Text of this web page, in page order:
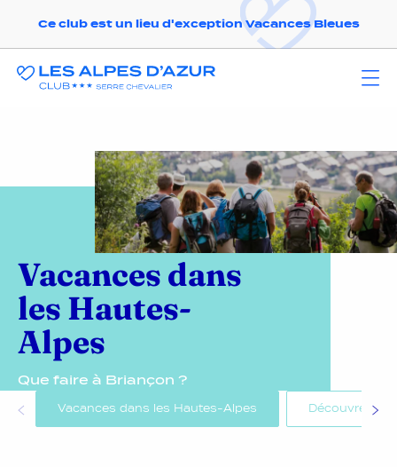
Ce club est un lieu d'exception Vacances Bleues
Vacances dans
les Hautes-
Alpes
Que faire à Briançon ?
Vacances dans les Hautes-Alpes Découvrez le